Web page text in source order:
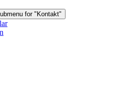
for "Kontakt"